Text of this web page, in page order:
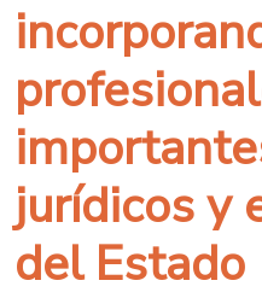
jurídicos y
del Estado